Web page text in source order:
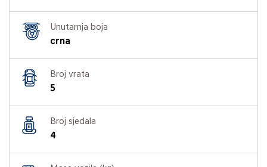
Unutarnja boja
crna
Broj vrata
5
Broj sjedala
4